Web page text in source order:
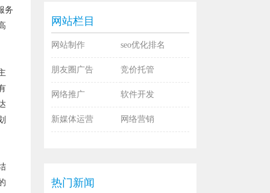
务
网站栏目
网站制作 seo优化排名
朋友圈广告 竞价托管
网络推广 软件开发
新媒体运营 网络营销
热门新闻